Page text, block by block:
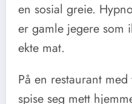
en sosial greie.
er gamle jegere som
ekte mat.
På en restaurant
spise seg mett